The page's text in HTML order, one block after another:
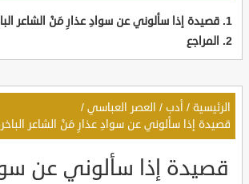
قصيدة إذا سألوني عن سوادِ عذارِ مَنْ الشاعر
المراجع
الرئيسية / أدب / العصر العباسي /
قصيدة إذا سألوني عن سوادِ عذارِ مَنْ الشاعر
قصيدة إذا سألوني عن